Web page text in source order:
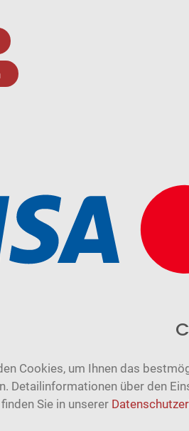
Cookies, um Ihnen das
Detailinformationen über den
Sie in unserer